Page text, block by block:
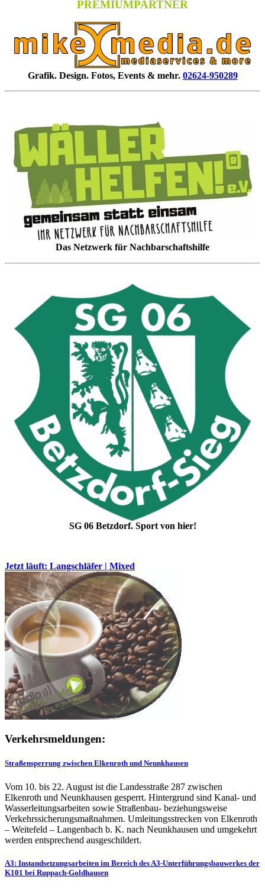
PREMIUMPARTNER
Grafik. Design. Fotos, Events & mehr. 02624-950289
Das Netzwerk für Nachbarschaftshilfe
SG 06 Betzdorf. Sport von hier!
Jetzt läuft: Langschläfer | Mixed
Verkehrsmeldungen:
Straßensperrung zwischen Elkenroth und Neunkhausen
Vom 10. bis 22. August ist die Landesstraße 287 zwischen
Elkenroth und Neunkhausen gesperrt. Hintergrund sind Kanal- und
Wasserleitungsarbeiten sowie Straßenbau- beziehungsweise
Verkehrssicherungsmaßnahmen. Umleitungsstrecken von Elkenroth
– Weitefeld – Langenbach b. K. nach Neunkhausen und umgekehrt
werden entsprechend ausgeschildert.
A3: Instandsetzungsarbeiten im Bereich des A3-Unterführungsbauwerkes der
K101 bei Ruppach-Goldhausen